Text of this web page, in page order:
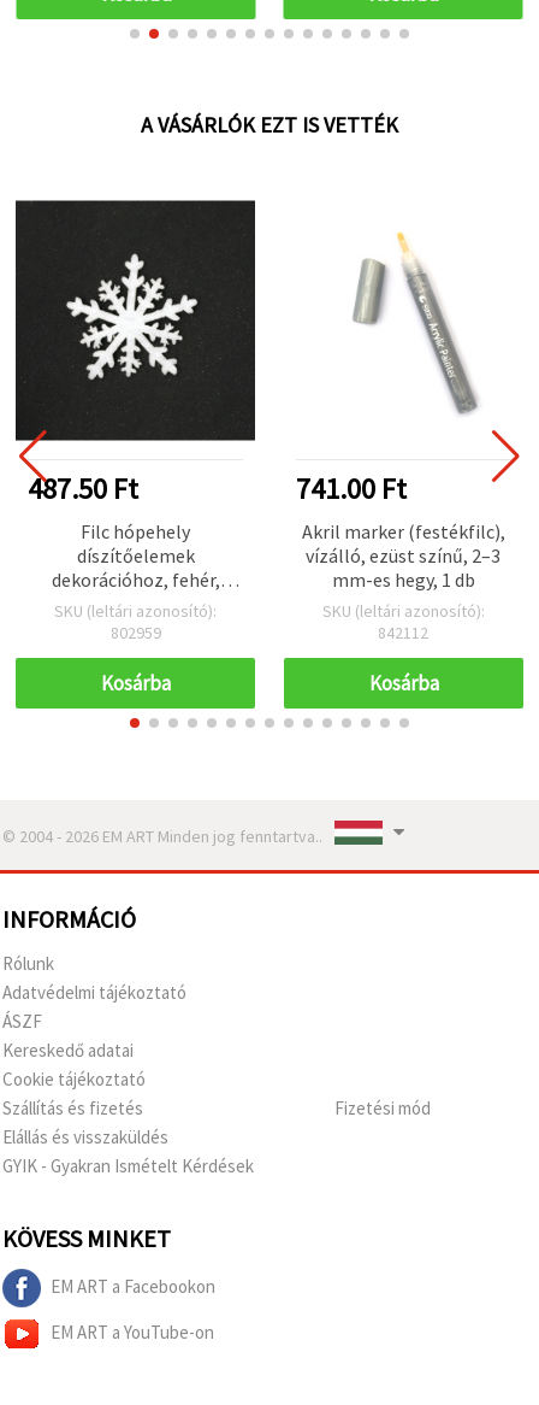
es vésőhegy
A VÁSÁRLÓK EZT IS VETTÉK
487.50 Ft
Filc hópehely
díszítőelemek
dekorációhoz, fehér,
51x51 mm - 10 db
SKU (leltári azonosító):
802959
Kosárba
741.00 Ft
Akril marker (festékfilc),
vízálló, ezüst színű, 2–3
mm-es hegy, 1 db
SKU (leltári azonosító):
842112
Kosárba
© 2004 - 2026 EM ART Minden jog fenntartva..
INFORMÁCIÓ
Rólunk
Adatvédelmi tájékoztató
ÁSZF
Kereskedő adatai
Cookie tájékoztató
Szállítás és fizetés
Elállás és visszaküldés
GYIK - Gyakran Ismételt Kérdések
Fizetési mód
KÖVESS MINKET
EM ART a Facebookon
EM ART a YouTube-on